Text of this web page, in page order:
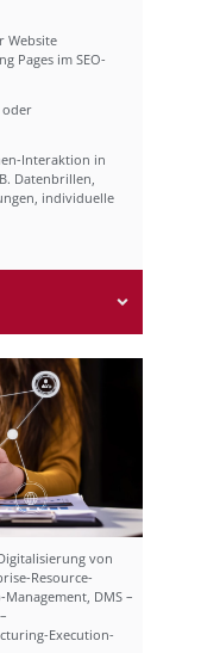
Website
Pages im SEO-
oder
Interaktion in
Datenbrillen,
individuelle
von
Resource-
DMS –
Execution-